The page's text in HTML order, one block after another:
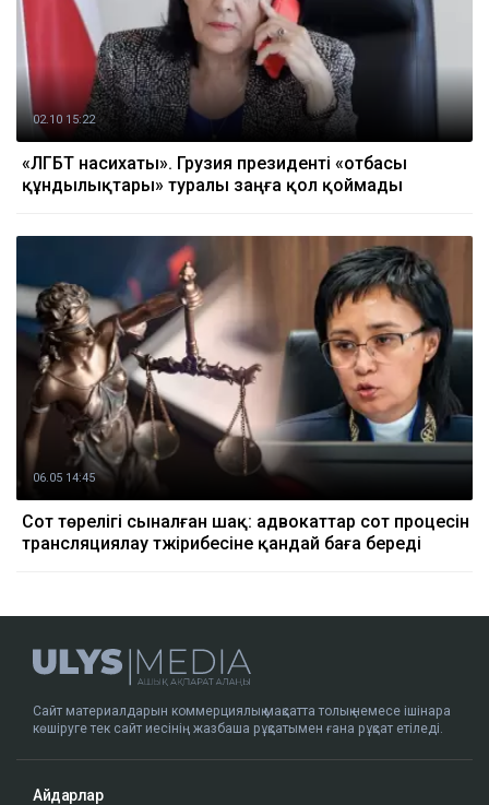
02.10 15:22
«ЛГБТ насихаты». Грузия президенті «отбасы
құндылықтары» туралы заңға қол қоймады
06.05 14:45
Сот төрелігі сыналған шақ: адвокаттар сот процесін
трансляциялау тәжірибесіне қандай баға береді
Сайт материалдарын коммерциялық мақсатта толық немесе ішінара
көшіруге тек сайт иесінің жазбаша рұқсатымен ғана рұқсат етіледі.
Айдарлар